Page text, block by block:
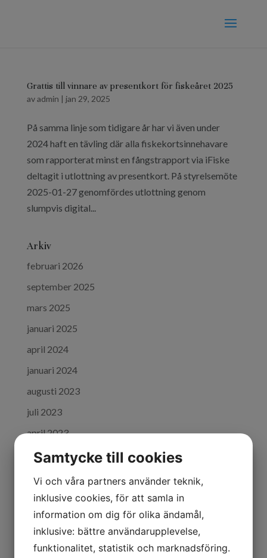
Grattis till vinnare av presentkort för fiskeåret 2025
avadmin | jan 29, 2025
På samma linje som tidigare år har vi även under
2024 haft en tävling där alla fiskekortsinnehavare
som rapporterat minst en fångstrapport via iFiske
deltagit i utlottning av presentkort. På styrelsemöte
2025-01-27 genomfördes utlottning genom
slumpvis digital...
Arkiv
februari 2026
september 2025
mars 2025
januari 2025
april 2024
januari 2024
augusti 2023
juli 2023
april 2023
januari 2023
december 2022
oktober 2022
september 2022
augusti 2022
Samtycke till cookies
Vi och våra partners använder teknik,
inklusive cookies, för att samla in
information om dig för olika ändamål,
inklusive: bättre användarupplevelse,
funktionalitet, statistik och marknadsföring.